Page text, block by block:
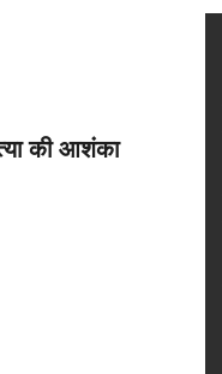
की आशंका